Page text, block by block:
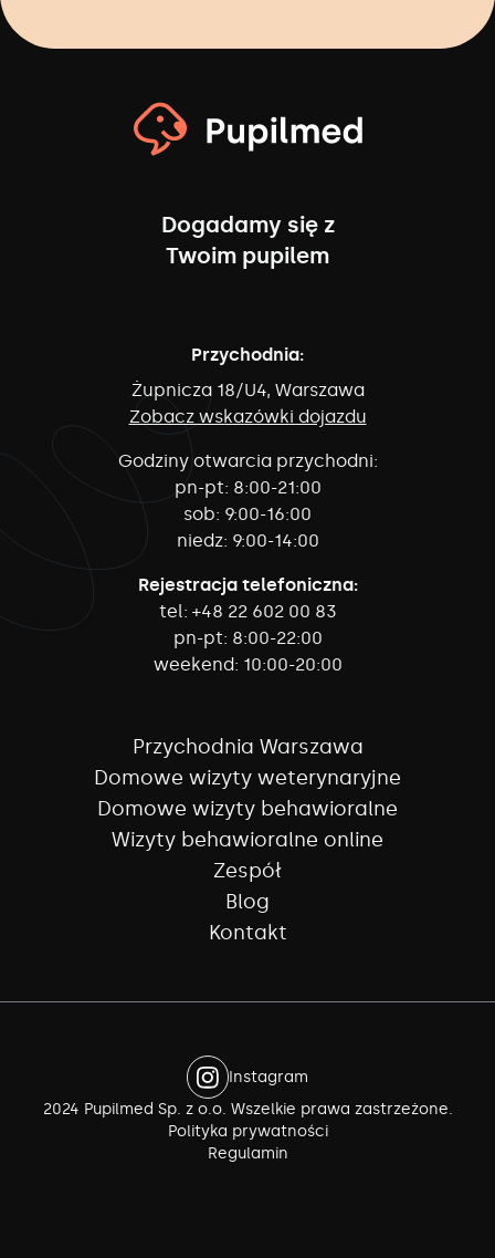
Dogadamy się z
Twoim pupilem
Przychodnia:
Żupnicza 18/U4, Warszawa
Zobacz wskazówki dojazdu
Godziny otwarcia przychodni:
pn-pt: 8:00-21:00
sob: 9:00-16:00
niedz: 9:00-14:00
Rejestracja telefoniczna:
tel: +48 22 602 00 83
pn-pt: 8:00-22:00
weekend: 10:00-20:00
Przychodnia Warszawa
Domowe wizyty weterynaryjne
Domowe wizyty behawioralne
Wizyty behawioralne online
Zespół
Blog
Kontakt
Instagram
2024 Pupilmed Sp. z o.o. Wszelkie prawa zastrzeżone.
Polityka prywatności
Regulamin